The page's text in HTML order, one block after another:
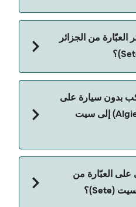
من الجزائر
التخفيضات.
بدون سيارة على
العبّارة من الجزائر (Algiers) إلى سيت
سيارة من الجزائر
على العبّارة من